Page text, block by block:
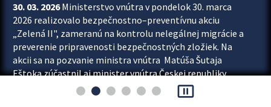
30. 03. 2026Ministerstvo vnútra v pondelok 30. marca
2026 realizovalo bezpečnostno–preventívnu akciu
„Zelená II", zameranú na kontrolu nelegálnej migrácie a
preverenie pripravenosti bezpečnostných zložiek. Na
akcii sa na pozvanie ministra vnútra Matúša Šutaja
Eštoka zúčastnil aj minister vnútra Českej republiky
Lubomír Metnar, spolu s ďalšími zahraničnými partnermi.
Cieľom akcie bolo posilniť kontrolné mechanizmy,
pause_presentation